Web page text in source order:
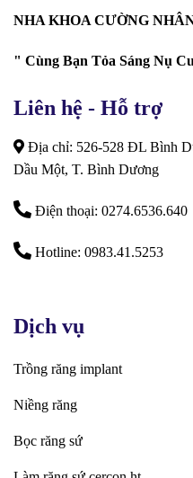
NHA KHOA CƯỜNG
" Cùng Bạn Tỏa Sáng Nụ
Liên hệ - Hỗ trợ
Địa chỉ: 526-528 ĐL Bình
Dầu Một, T. Bình Dương
Điện thoại: 0274.6536.640
Hotline: 0983.41.5253
Dịch vụ
Trồng răng implant
Niềng răng
Bọc răng sứ